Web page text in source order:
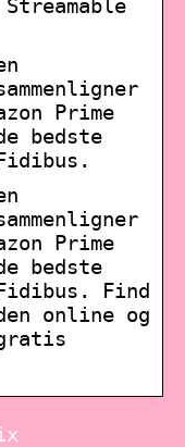
Prime
bedste
Prime
bedste
Find
online og